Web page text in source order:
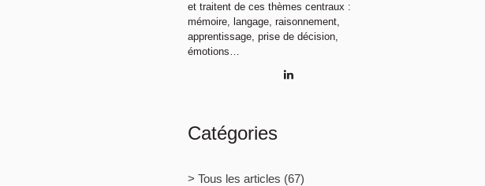
et traitent de ces thèmes centraux :
mémoire, langage, raisonnement,
apprentissage, prise de décision,
émotions…
Catégories
> Tous les articles (67)